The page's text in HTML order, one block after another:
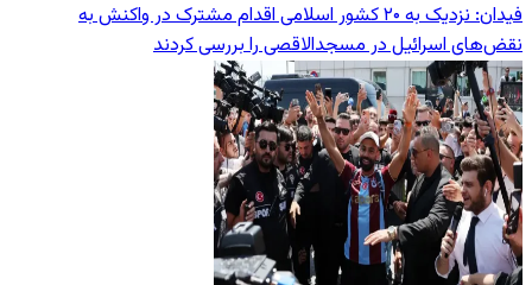
فیدان: نزدیک به ۲۰ کشور اسلامی اقدام مشترک در واکنش به
نقض‌های اسرائیل در مسجدالاقصی را بررسی کردند